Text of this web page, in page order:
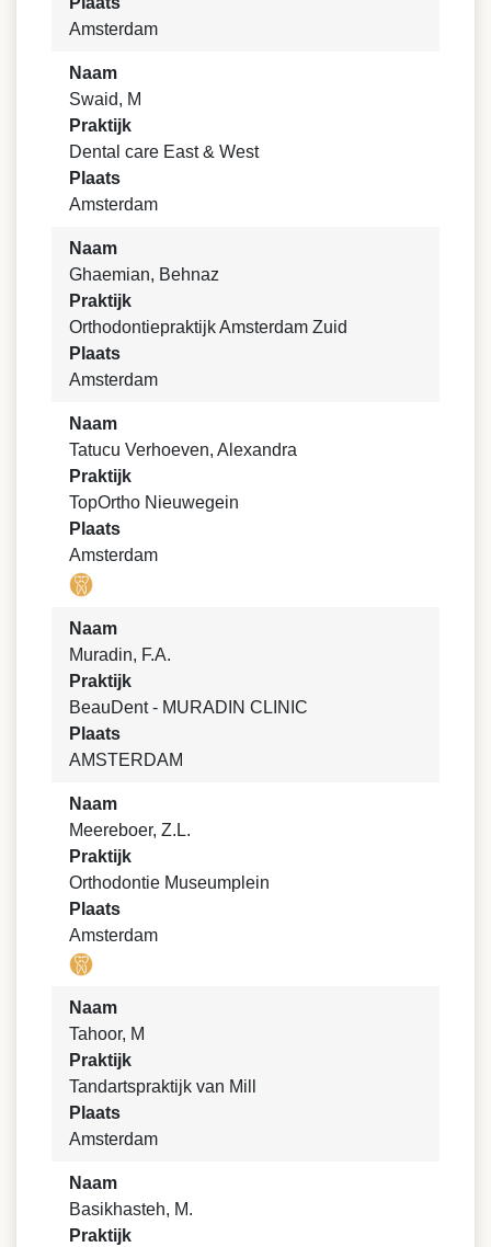
Amsterdam
Naam
Swaid, M
Praktijk
Dental care East & West
Plaats
Amsterdam
Naam
Ghaemian, Behnaz
Praktijk
Orthodontiepraktijk Amsterdam Zuid
Plaats
Amsterdam
Naam
Tatucu Verhoeven, Alexandra
Praktijk
TopOrtho Nieuwegein
Plaats
Amsterdam
Naam
Muradin, F.A.
Praktijk
BeauDent - MURADIN CLINIC
Plaats
AMSTERDAM
Naam
Meereboer, Z.L.
Praktijk
Orthodontie Museumplein
Plaats
Amsterdam
Naam
Tahoor, M
Praktijk
Tandartspraktijk van Mill
Plaats
Amsterdam
Naam
Basikhasteh, M.
Praktijk